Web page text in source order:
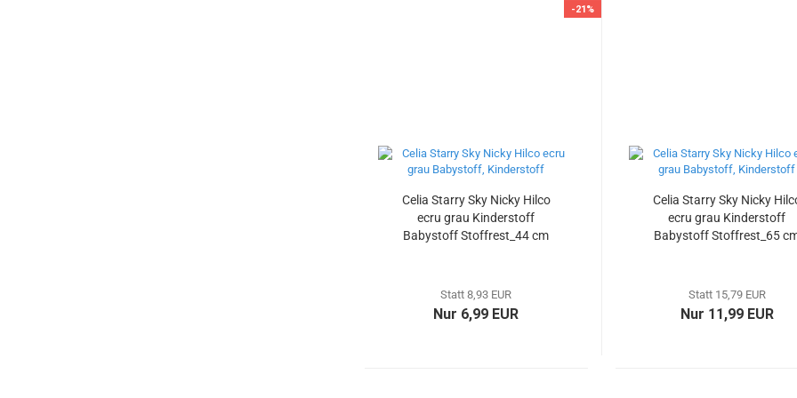
-21%
Celia Starry Sky Nicky Hilco
ecru grau Kinderstoff
Babystoff Stoffrest_44 cm
Statt 8,93 EUR
Nur 6,99 EUR
Celia Starry Sky Nicky
ecru grau Kinderstoff
Babystoff Stoffrest_65
Statt 15,79 EUR
Nur 11,99 EUR